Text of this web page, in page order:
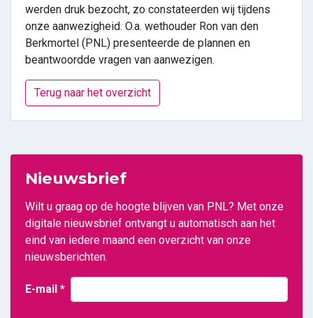
werden druk bezocht, zo constateerden wij tijdens
onze aanwezigheid. O.a. wethouder Ron van den
Berkmortel (PNL) presenteerde de plannen en
beantwoordde vragen van aanwezigen.
Terug naar het overzicht
Nieuwsbrief
Wilt u graag op de hoogte blijven van PNL? Met onze
digitale nieuwsbrief ontvangt u automatisch aan het
eind van iedere maand een overzicht van onze
nieuwsberichten.
E-mail *